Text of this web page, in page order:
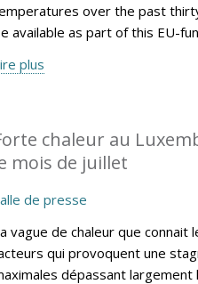
over the past
available as part of this EU-
plus
chaleur au
mois de juillet
de presse
vague de chaleur que connait
qui provoquent une
dépassant